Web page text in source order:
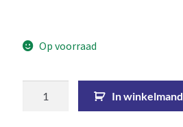
Op voorraad
In winkelmand